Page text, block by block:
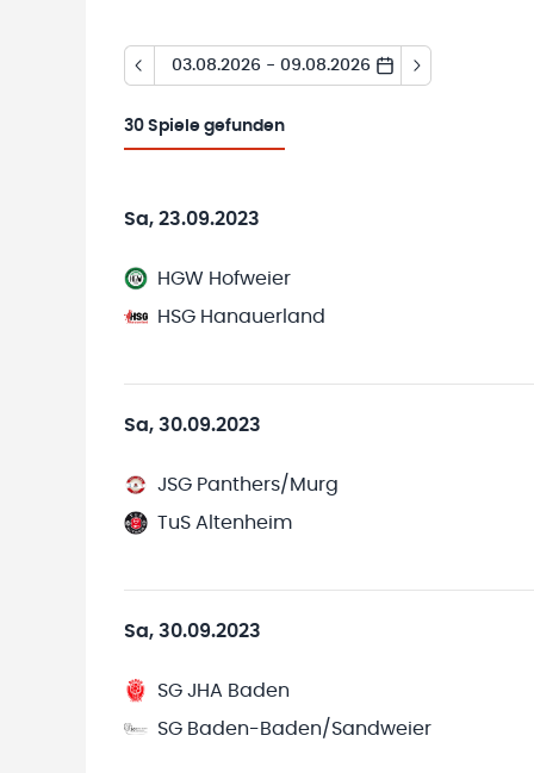
03.08.2026 - 09.08.2026
30 Spiele gefunden
Sa, 23.09.2023
HGW Hofweier
HSG Hanauerland
Sa, 30.09.2023
JSG Panthers/Murg
TuS Altenheim
Sa, 30.09.2023
SG JHA Baden
SG Baden-Baden/Sandweier